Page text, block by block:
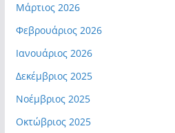
Μάρτιος 2026
Φεβρουάριος 2026
Ιανουάριος 2026
Δεκέμβριος 2025
Νοέμβριος 2025
Οκτώβριος 2025